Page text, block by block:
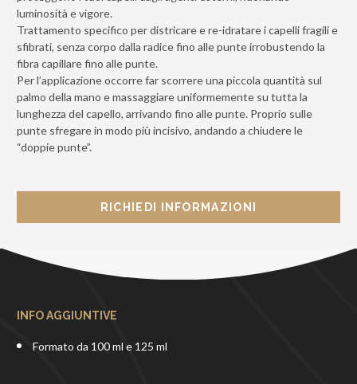
luminosità e vigore.
Trattamento specifico per districare e re-idratare i capelli fragili e
sfibrati, senza corpo dalla radice fino alle punte irrobustendo la
fibra capillare fino alle punte.
Per l’applicazione occorre far scorrere una piccola quantità sul
palmo della mano e massaggiare uniformemente su tutta la
lunghezza del capello, arrivando fino alle punte. Proprio sulle
punte sfregare in modo più incisivo, andando a chiudere le
“doppie punte”.
RICHIEDI INFORMAZIONI
INFO AGGIUNTIVE
Formato da 100 ml e 125 ml